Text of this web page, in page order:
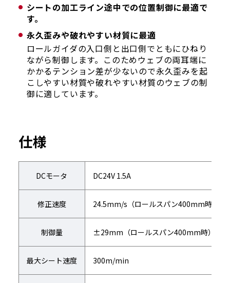
シートの加工ライン途中での位置制御に最適で
す。
永久歪みや破れやすい材質に最適
ロールガイダの入口側と出口側でともにひねり
ながら制御します。このためウェブの両耳端に
かかるテンション差が少ないので永久歪みを起
こしやすい材質や破れやすい材質のウェブの制
御に適しています。
仕様
DCモータ DC24V 1.5A
修正速度 24.5mm/s（ロールスパン400mm時）
制御量 ±29mm（ロールスパン400mm時）
最大シート速度 300m/min